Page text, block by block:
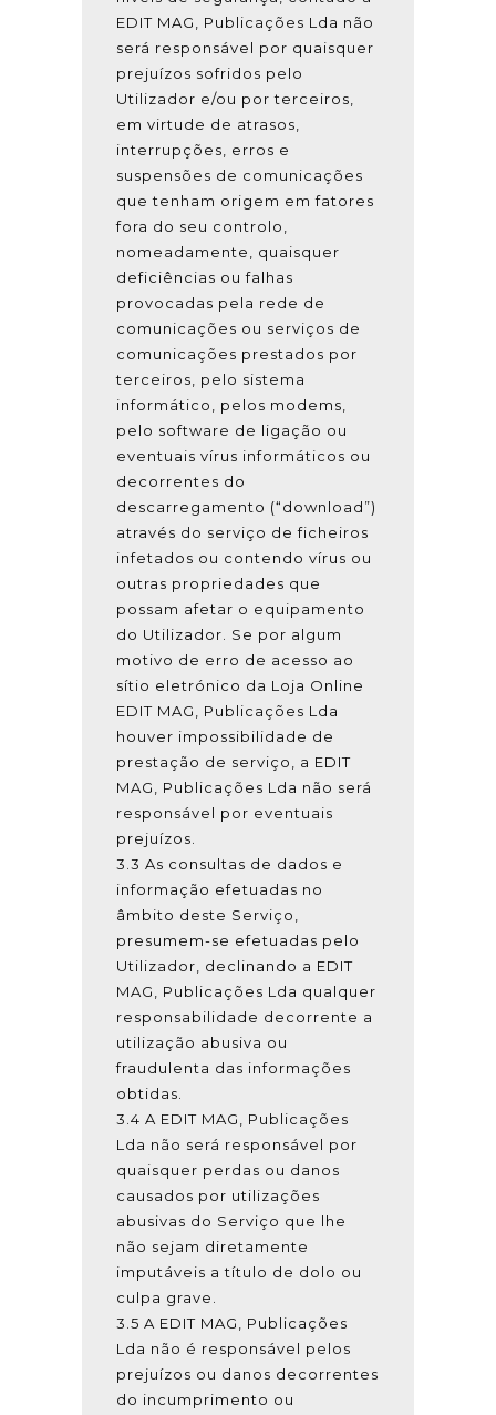
EDIT MAG, Publicações Lda não
será responsável por quaisquer
prejuízos sofridos pelo
Utilizador e/ou por terceiros,
em virtude de atrasos,
interrupções, erros e
suspensões de comunicações
que tenham origem em fatores
fora do seu controlo,
nomeadamente, quaisquer
deficiências ou falhas
provocadas pela rede de
comunicações ou serviços de
comunicações prestados por
terceiros, pelo sistema
informático, pelos modems,
pelo software de ligação ou
eventuais vírus informáticos ou
decorrentes do
descarregamento (“download”)
através do serviço de ficheiros
infetados ou contendo vírus ou
outras propriedades que
possam afetar o equipamento
do Utilizador. Se por algum
motivo de erro de acesso ao
sítio eletrónico da Loja Online
EDIT MAG, Publicações Lda
houver impossibilidade de
prestação de serviço, a EDIT
MAG, Publicações Lda não será
responsável por eventuais
prejuízos.
3.3 As consultas de dados e
informação efetuadas no
âmbito deste Serviço,
presumem-se efetuadas pelo
Utilizador, declinando a EDIT
MAG, Publicações Lda qualquer
responsabilidade decorrente a
utilização abusiva ou
fraudulenta das informações
obtidas.
3.4 A EDIT MAG, Publicações
Lda não será responsável por
quaisquer perdas ou danos
causados por utilizações
abusivas do Serviço que lhe
não sejam diretamente
imputáveis a título de dolo ou
culpa grave.
3.5 A EDIT MAG, Publicações
Lda não é responsável pelos
prejuízos ou danos decorrentes
do incumprimento ou